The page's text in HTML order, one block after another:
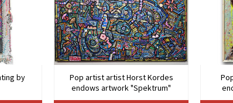
by
Pop artist artist Horst Kordes
endows artwork "Spektrum"